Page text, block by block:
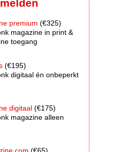
premium (€325)
magazine in print &
toegang
(€195)
digitaal én onbeperkt
digitaal (€175)
magazine alleen